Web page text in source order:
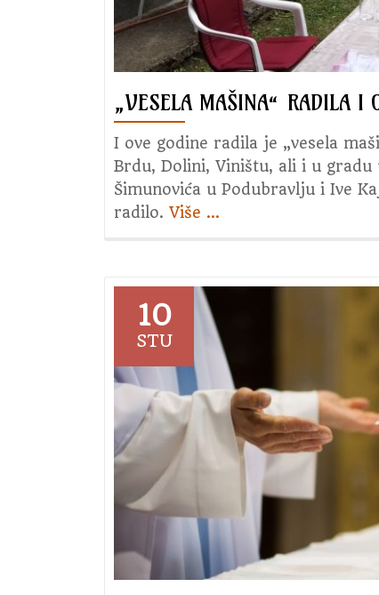
„VESELA MAŠINA“ RADILA I
I ove godine radila je „vesela
Brdu, Dolini, Viništu, ali i u
Šimunovića u Podubravlju i Ive
radilo. Više about
i
ove
godine
…
10
STU